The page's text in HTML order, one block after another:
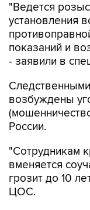
"Ведется
установления
показаний и
- заявили в
возбуждены
России.
"Сотрудникам
вменяется
грозит до 10
ЦОС.